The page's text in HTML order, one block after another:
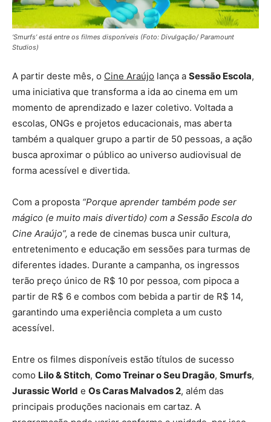
‘Smurfs’ está entre os filmes disponíveis (Foto: Divulgação/ Paramount
Studios)
A partir deste mês, o Cine Araújo lança a Sessão Escola,
uma iniciativa que transforma a ida ao cinema em um
momento de aprendizado e lazer coletivo. Voltada a
escolas, ONGs e projetos educacionais, mas aberta
também a qualquer grupo a partir de 50 pessoas, a ação
busca aproximar o público ao universo audiovisual de
forma acessível e divertida.
Com a proposta “Porque aprender também pode ser
mágico (e muito mais divertido) com a Sessão Escola do
Cine Araújo”, a rede de cinemas busca unir cultura,
entretenimento e educação em sessões para turmas de
diferentes idades. Durante a campanha, os ingressos
terão preço único de R$ 10 por pessoa, com pipoca a
partir de R$ 6 e combos com bebida a partir de R$ 14,
garantindo uma experiência completa a um custo
acessível.
Entre os filmes disponíveis estão títulos de sucesso
como Lilo & Stitch, Como Treinar o Seu Dragão, Smurfs,
Jurassic World e Os Caras Malvados 2, além das
principais produções nacionais em cartaz. A